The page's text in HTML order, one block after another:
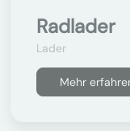
Radlader
Lader
Mehr